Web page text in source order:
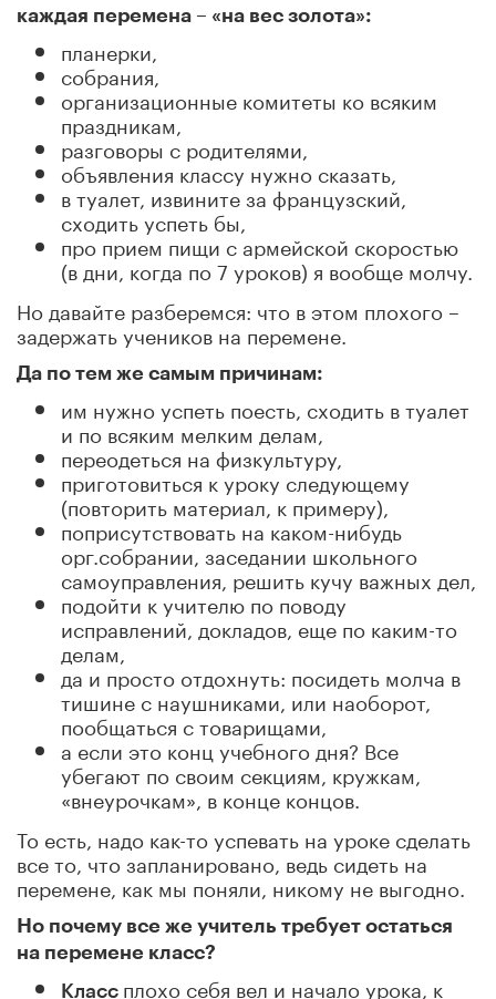
каждая перемена – «на вес золота»:
планерки,
собрания,
организационные комитеты ко всяким
праздникам,
разговоры с родителями,
объявления классу нужно сказать,
в туалет, извините за французский,
сходить успеть бы,
про прием пищи с армейской скоростью
(в дни, когда по 7 уроков) я вообще молчу.
Но давайте разберемся: что в этом плохого –
задержать учеников на перемене.
Да по тем же самым причинам:
им нужно успеть поесть, сходить в туалет
и по всяким мелким делам,
переодеться на физкультуру,
приготовиться к уроку следующему
(повторить материал, к примеру),
поприсутствовать на каком-нибудь
орг.собрании, заседании школьного
самоуправления, решить кучу важных дел,
подойти к учителю по поводу
исправлений, докладов, еще по каким-то
делам,
да и просто отдохнуть: посидеть молча в
тишине с наушниками, или наоборот,
пообщаться с товарищами,
а если это конц учебного дня? Все
убегают по своим секциям, кружкам,
«внеурочкам», в конце концов.
То есть, надо как-то успевать на уроке сделать
все то, что запланировано, ведь сидеть на
перемене, как мы поняли, никому не выгодно.
Но почему все же учитель требует остаться
на перемене класс?
Класс плохо себя вел и начало урока, к